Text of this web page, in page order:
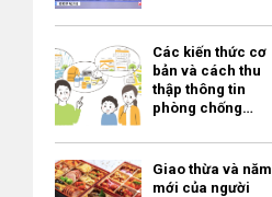
Các kiến thức cơ
bản và cách thu
thập thông tin
phòng chống
cho người nước
ngoài
Giao thừa và năm
mới của người